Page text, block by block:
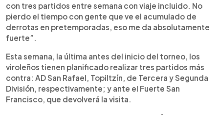
con tres partidos entre semana con viaje incluido. No
pierdo el tiempo con gente que ve el acumulado de
derrotas en pretemporadas, eso me da absolutamente
fuerte”.
Esta semana, la última antes del inicio del torneo, los
viroleños tienen planificado realizar tres partidos más
contra: AD San Rafael, Topiltzín, de Tercera y Segunda
División, respectivamente; y ante el Fuerte San
Francisco, que devolverá la visita.